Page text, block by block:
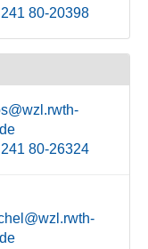
80-20398
80-26324